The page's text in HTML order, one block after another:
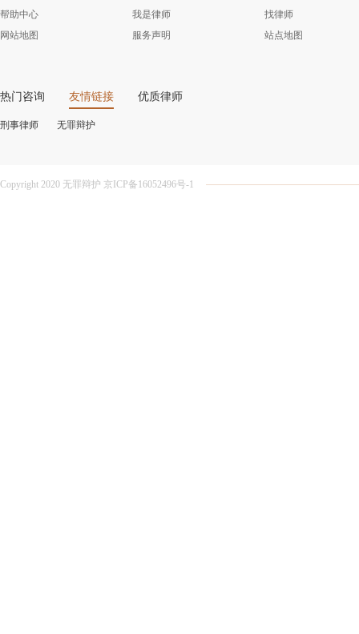
帮助中心
网站地图
我是律师
服务声明
找律师
站点地图
热门咨询 友情链接 优质律师
刑事律师 无罪辩护
Copyright 2020 无罪辩护 京ICP备16052496号-1